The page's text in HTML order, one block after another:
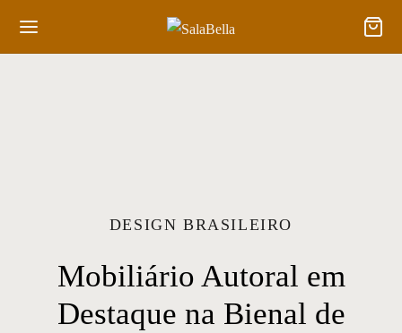
DESIGN BRASILEIRO
Mobiliário Autoral em
Destaque na Bienal de